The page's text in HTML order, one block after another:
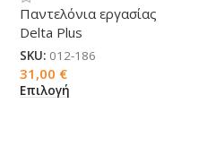
Παντελόνια εργασίας
Delta Plus
SKU: 012-186
31,00 €
Επιλογή